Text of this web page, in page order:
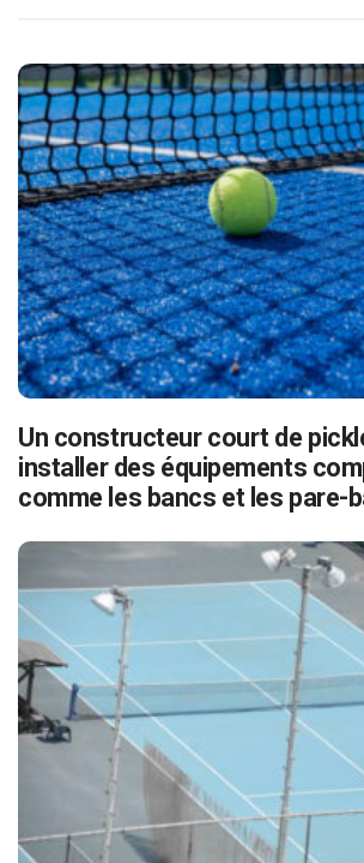
Un constructeur court de
installer des équipements
comme les bancs et les pare-